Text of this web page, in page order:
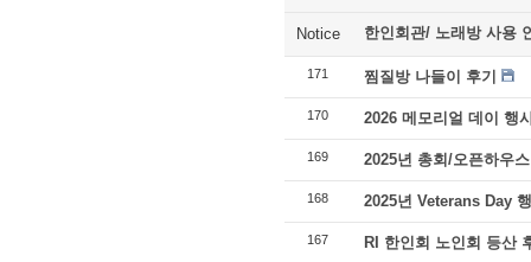
Notice 한인회관/ 노래방 사용
171 찜질방 나들이 후기
170 2026 메모리얼 데이 행
169 2025년 총회/오픈하우
168 2025년 Veterans Day
167 RI 한인회 노인회 등산